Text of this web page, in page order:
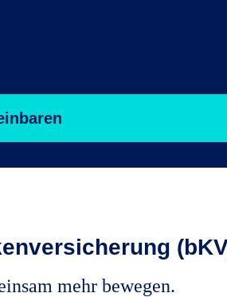
mehr bewegen.